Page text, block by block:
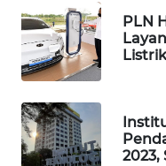
PLN
ID
WAHANANEWS
CO ID
WAHANANEWS
NET